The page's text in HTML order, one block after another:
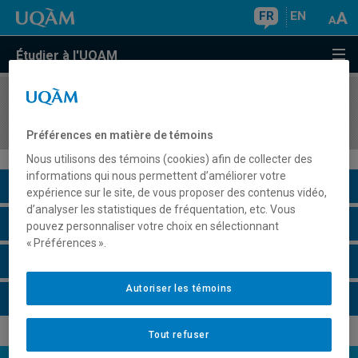
FR EN
Étudier à l'UQAM
COURS//
Description du cours
Horaire - Été 2026
Préférences en matière de témoins
Nous utilisons des témoins (cookies) afin de collecter des
informations qui nous permettent d’améliorer votre
expérience sur le site, de vous proposer des contenus vidéo,
d’analyser les statistiques de fréquentation, etc. Vous
pouvez personnaliser votre choix en sélectionnant
« Préférences ».
Tout refuser
Autoriser les témoins